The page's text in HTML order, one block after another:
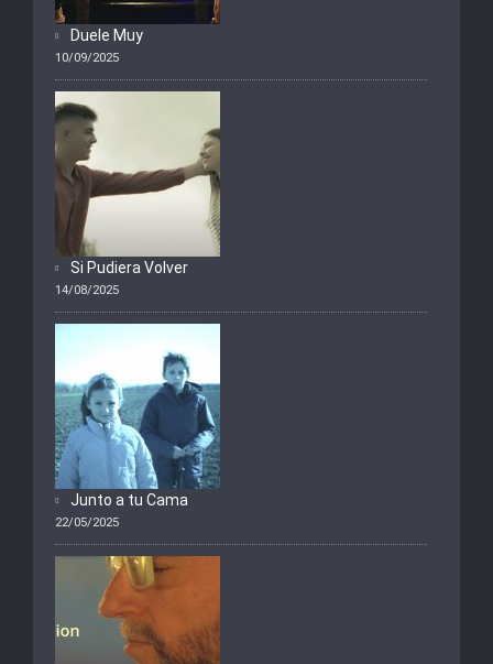
Duele Muy
10/09/2025
Si Pudiera Volver
14/08/2025
Junto a tu Cama
22/05/2025